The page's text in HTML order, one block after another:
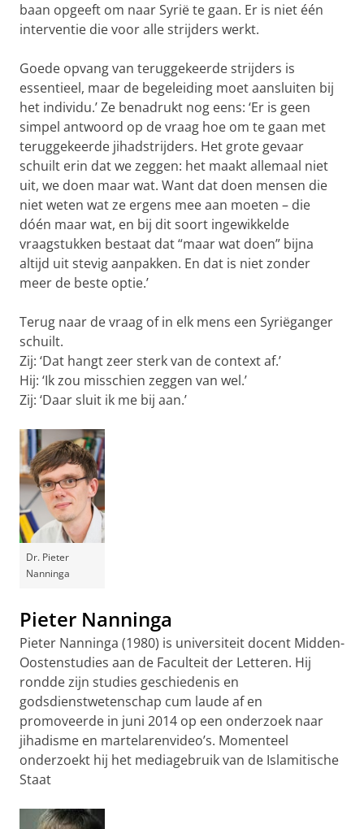
baan opgeeft om naar Syrië te gaan. Er is niet één
interventie die voor alle strijders werkt.
Goede opvang van teruggekeerde strijders is
essentieel, maar de begeleiding moet aansluiten bij
het individu.’ Ze benadrukt nog eens: ‘Er is geen
simpel antwoord op de vraag hoe om te gaan met
teruggekeerde jihadstrijders. Het grote gevaar
schuilt erin dat we zeggen: het maakt allemaal niet
uit, we doen maar wat. Want dat doen mensen die
niet weten wat ze ergens mee aan moeten – die
dóén maar wat, en bij dit soort ingewikkelde
vraagstukken bestaat dat “maar wat doen” bijna
altijd uit stevig aanpakken. En dat is niet zonder
meer de beste optie.’
Terug naar de vraag of in elk mens een Syriëganger
schuilt.
Zij: ‘Dat hangt zeer sterk van de context af.’
Hij: ‘Ik zou misschien zeggen van wel.’
Zij: ‘Daar sluit ik me bij aan.’
Dr. Pieter
Nanninga
Pieter Nanninga
Pieter Nanninga (1980) is universiteit docent Midden-
Oostenstudies aan de Faculteit der Letteren. Hij
rondde zijn studies geschiedenis en
godsdienstwetenschap cum laude af en
promoveerde in juni 2014 op een onderzoek naar
jihadisme en martelarenvideo’s. Momenteel
onderzoekt hij het mediagebruik van de Islamitische
Staat